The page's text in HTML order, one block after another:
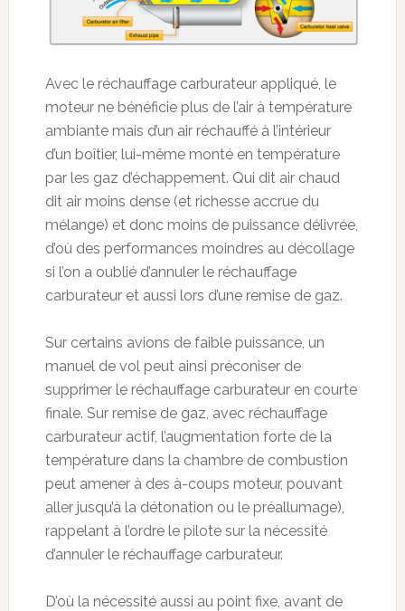
Avec le réchauffage carburateur appliqué, le
moteur ne bénéficie plus de l’air à température
ambiante mais d’un air réchauffé à l’intérieur
d’un boîtier, lui-même monté en température
par les gaz d’échappement. Qui dit air chaud
dit air moins dense (et richesse accrue du
mélange) et donc moins de puissance délivrée,
d’où des performances moindres au décollage
si l’on a oublié d’annuler le réchauffage
carburateur et aussi lors d’une remise de gaz.
Sur certains avions de faible puissance, un
manuel de vol peut ainsi préconiser de
supprimer le réchauffage carburateur en courte
finale. Sur remise de gaz, avec réchauffage
carburateur actif, l’augmentation forte de la
température dans la chambre de combustion
peut amener à des à-coups moteur, pouvant
aller jusqu’à la détonation ou le préallumage),
rappelant à l’ordre le pilote sur la nécessité
d’annuler le réchauffage carburateur.
D’où la nécessité aussi au point fixe, avant de